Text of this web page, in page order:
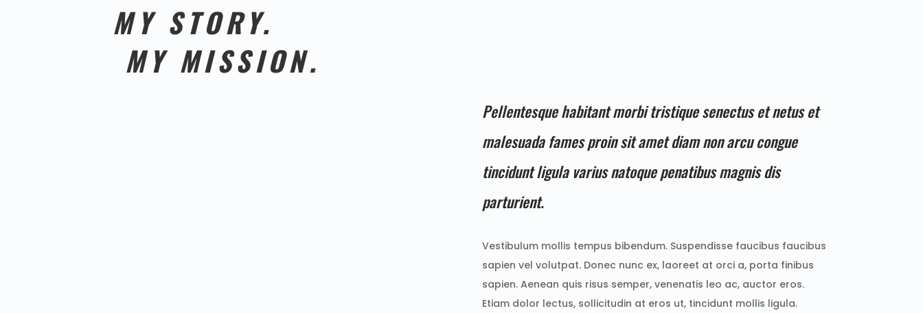
MY STORY.
MY MISSION.
Pellentesque habitant morbi tristique senectus et netus et
malesuada fames proin sit amet diam non arcu congue
tincidunt ligula varius natoque penatibus magnis dis
parturient.
Vestibulum mollis tempus bibendum. Suspendisse faucibus faucibus
sapien vel volutpat. Donec nunc ex, laoreet at orci a, porta finibus
sapien. Aenean quis risus semper, venenatis leo ac, auctor eros.
Etiam dolor lectus, sollicitudin at eros ut, tincidunt mollis ligula.